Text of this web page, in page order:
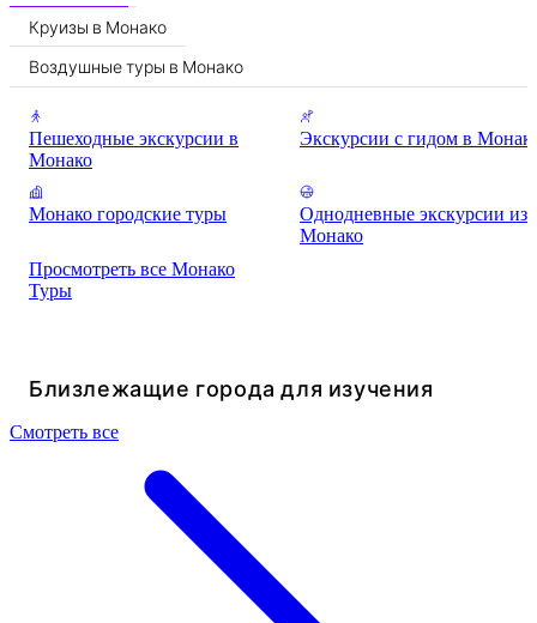
Круизы в Монако
Воздушные туры в Монако
Пешеходные экскурсии в
Монако
Экскурсии с гидом в
Монако городские туры
Однодневные экскурсии из
Монако
Просмотреть все Монако
Туры
Близлежащие города для изучения
Смотреть все